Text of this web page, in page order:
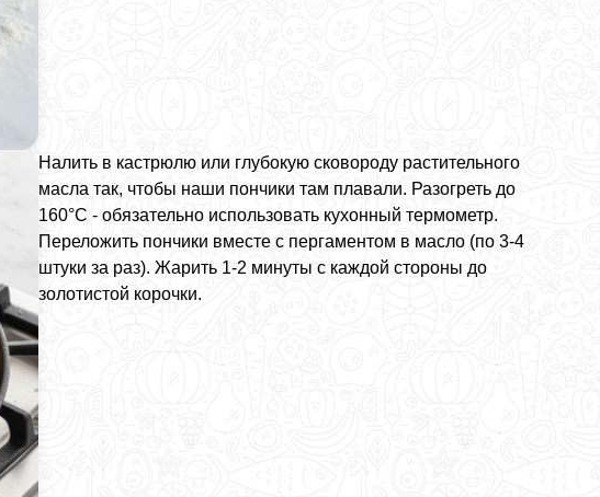
Налить в кастрюлю или глубокую сковороду растительного
масла так, чтобы наши пончики там плавали. Разогреть до
160°C - обязательно использовать кухонный термометр.
Переложить пончики вместе с пергаментом в масло (по 3-4
штуки за раз). Жарить 1-2 минуты с каждой стороны до
золотистой корочки.